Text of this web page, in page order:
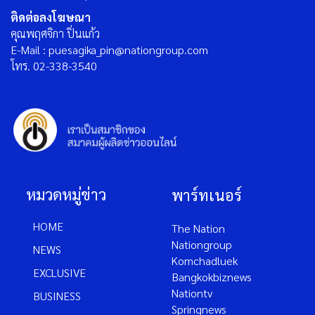
ติดต่อลงโฆษณา
คุณพฤศจิกา ปิ่นแก้ว
E-Mail : puesagika_pin@nationgroup.com
โทร. 02-338-3540
หมวดหมู่ข่าว
HOME
NEWS
EXCLUSIVE
BUSINESS
พาร์ทเนอร์
The Nation
Nationgroup
Komchadluek
Bangkokbiznews
Nationtv
Springnews